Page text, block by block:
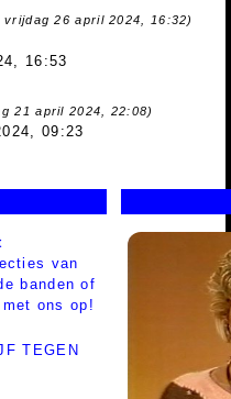
26 april 2024, 16:32)
16:53
21 april 2024, 22:08)
09:23
van
banden of
ons op!
TEGEN